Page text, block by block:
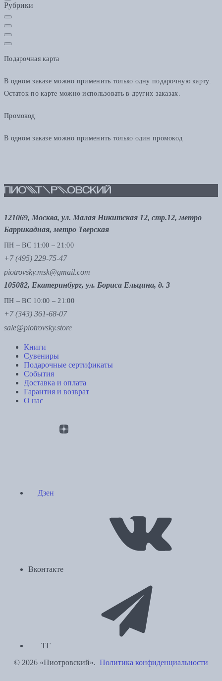
Рубрики
Подарочная карта
В одном заказе можно применить только одну подарочную карту.
Остаток по карте можно использовать в других заказах.
Промокод
В одном заказе можно применить только один промокод
121069, Москва, ул. Малая Никитская 12, стр.12, метро
Баррикадная, метро Тверская
ПН – ВС 11:00 – 21:00
+7 (495) 229-75-47
piotrovsky.msk@gmail.com
105082, Екатеринбург, ул. Бориса Ельцина, д. 3
ПН – ВС 10:00 – 21:00
+7 (343) 361-68-07
sale@piotrovsky.store
Книги
Сувениры
Подарочные сертификаты
События
Доставка и оплата
Гарантия и возврат
О нас
Дзен
Вконтакте
ТГ
© 2026 «Пиотровский». Политика конфиденциальности